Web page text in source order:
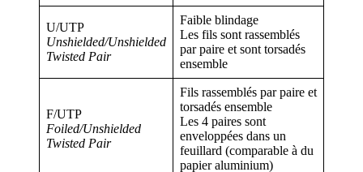
U/UTP
Unshielded/Unshielded
Twisted Pair
Faible blindage
Les fils sont rassemblés
par paire et sont torsadés
ensemble
F/UTP
Foiled/Unshielded
Twisted Pair
Fils rassemblés par paire et
torsadés ensemble
Les 4 paires sont
enveloppées dans un
feuillard (comparable à du
papier aluminium)